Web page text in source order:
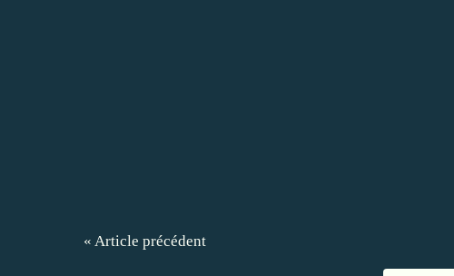
« Article précédent